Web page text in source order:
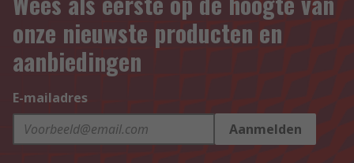
onze nieuwste producten en
aanbiedingen
E-mailadres
Aanmelden